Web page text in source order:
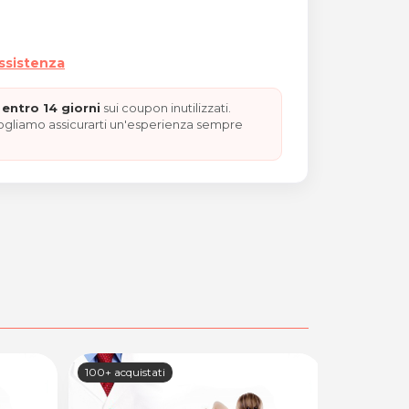
14 giorni sui coupon inutilizzati.
assicurarti un'esperienza sempre
100+ acquistati